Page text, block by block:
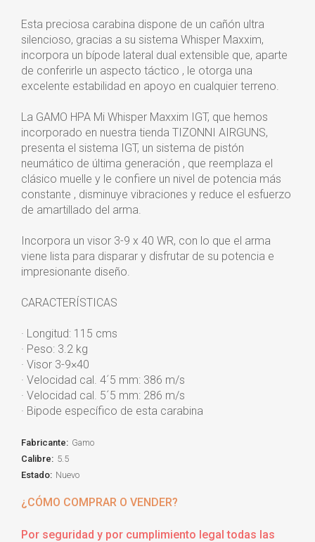
Esta preciosa carabina dispone de un cañón ultra
silencioso, gracias a su sistema Whisper Maxxim,
incorpora un bípode lateral dual extensible que, aparte
de conferirle un aspecto táctico , le otorga una
excelente estabilidad en apoyo en cualquier terreno.
La GAMO HPA Mi Whisper Maxxim IGT, que hemos
incorporado en nuestra tienda TIZONNI AIRGUNS,
presenta el sistema IGT, un sistema de pistón
neumático de última generación , que reemplaza el
clásico muelle y le confiere un nivel de potencia más
constante , disminuye vibraciones y reduce el esfuerzo
de amartillado del arma.
Incorpora un visor 3-9 x 40 WR, con lo que el arma
viene lista para disparar y disfrutar de su potencia e
impresionante diseño.
CARACTERÍSTICAS
· Longitud: 115 cms
· Peso: 3.2 kg
· Visor 3-9×40
· Velocidad cal. 4´5 mm: 386 m/s
· Velocidad cal. 5´5 mm: 286 m/s
· Bipode específico de esta carabina
Fabricante: Gamo
Calibre: 5.5
Estado: Nuevo
¿CÓMO COMPRAR O VENDER?
Por seguridad y por cumplimiento legal todas las